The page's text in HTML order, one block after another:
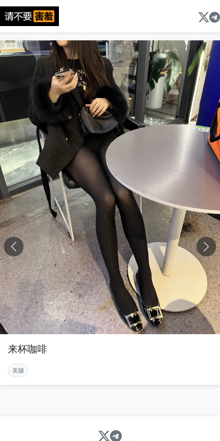
来杯咖啡
美腿